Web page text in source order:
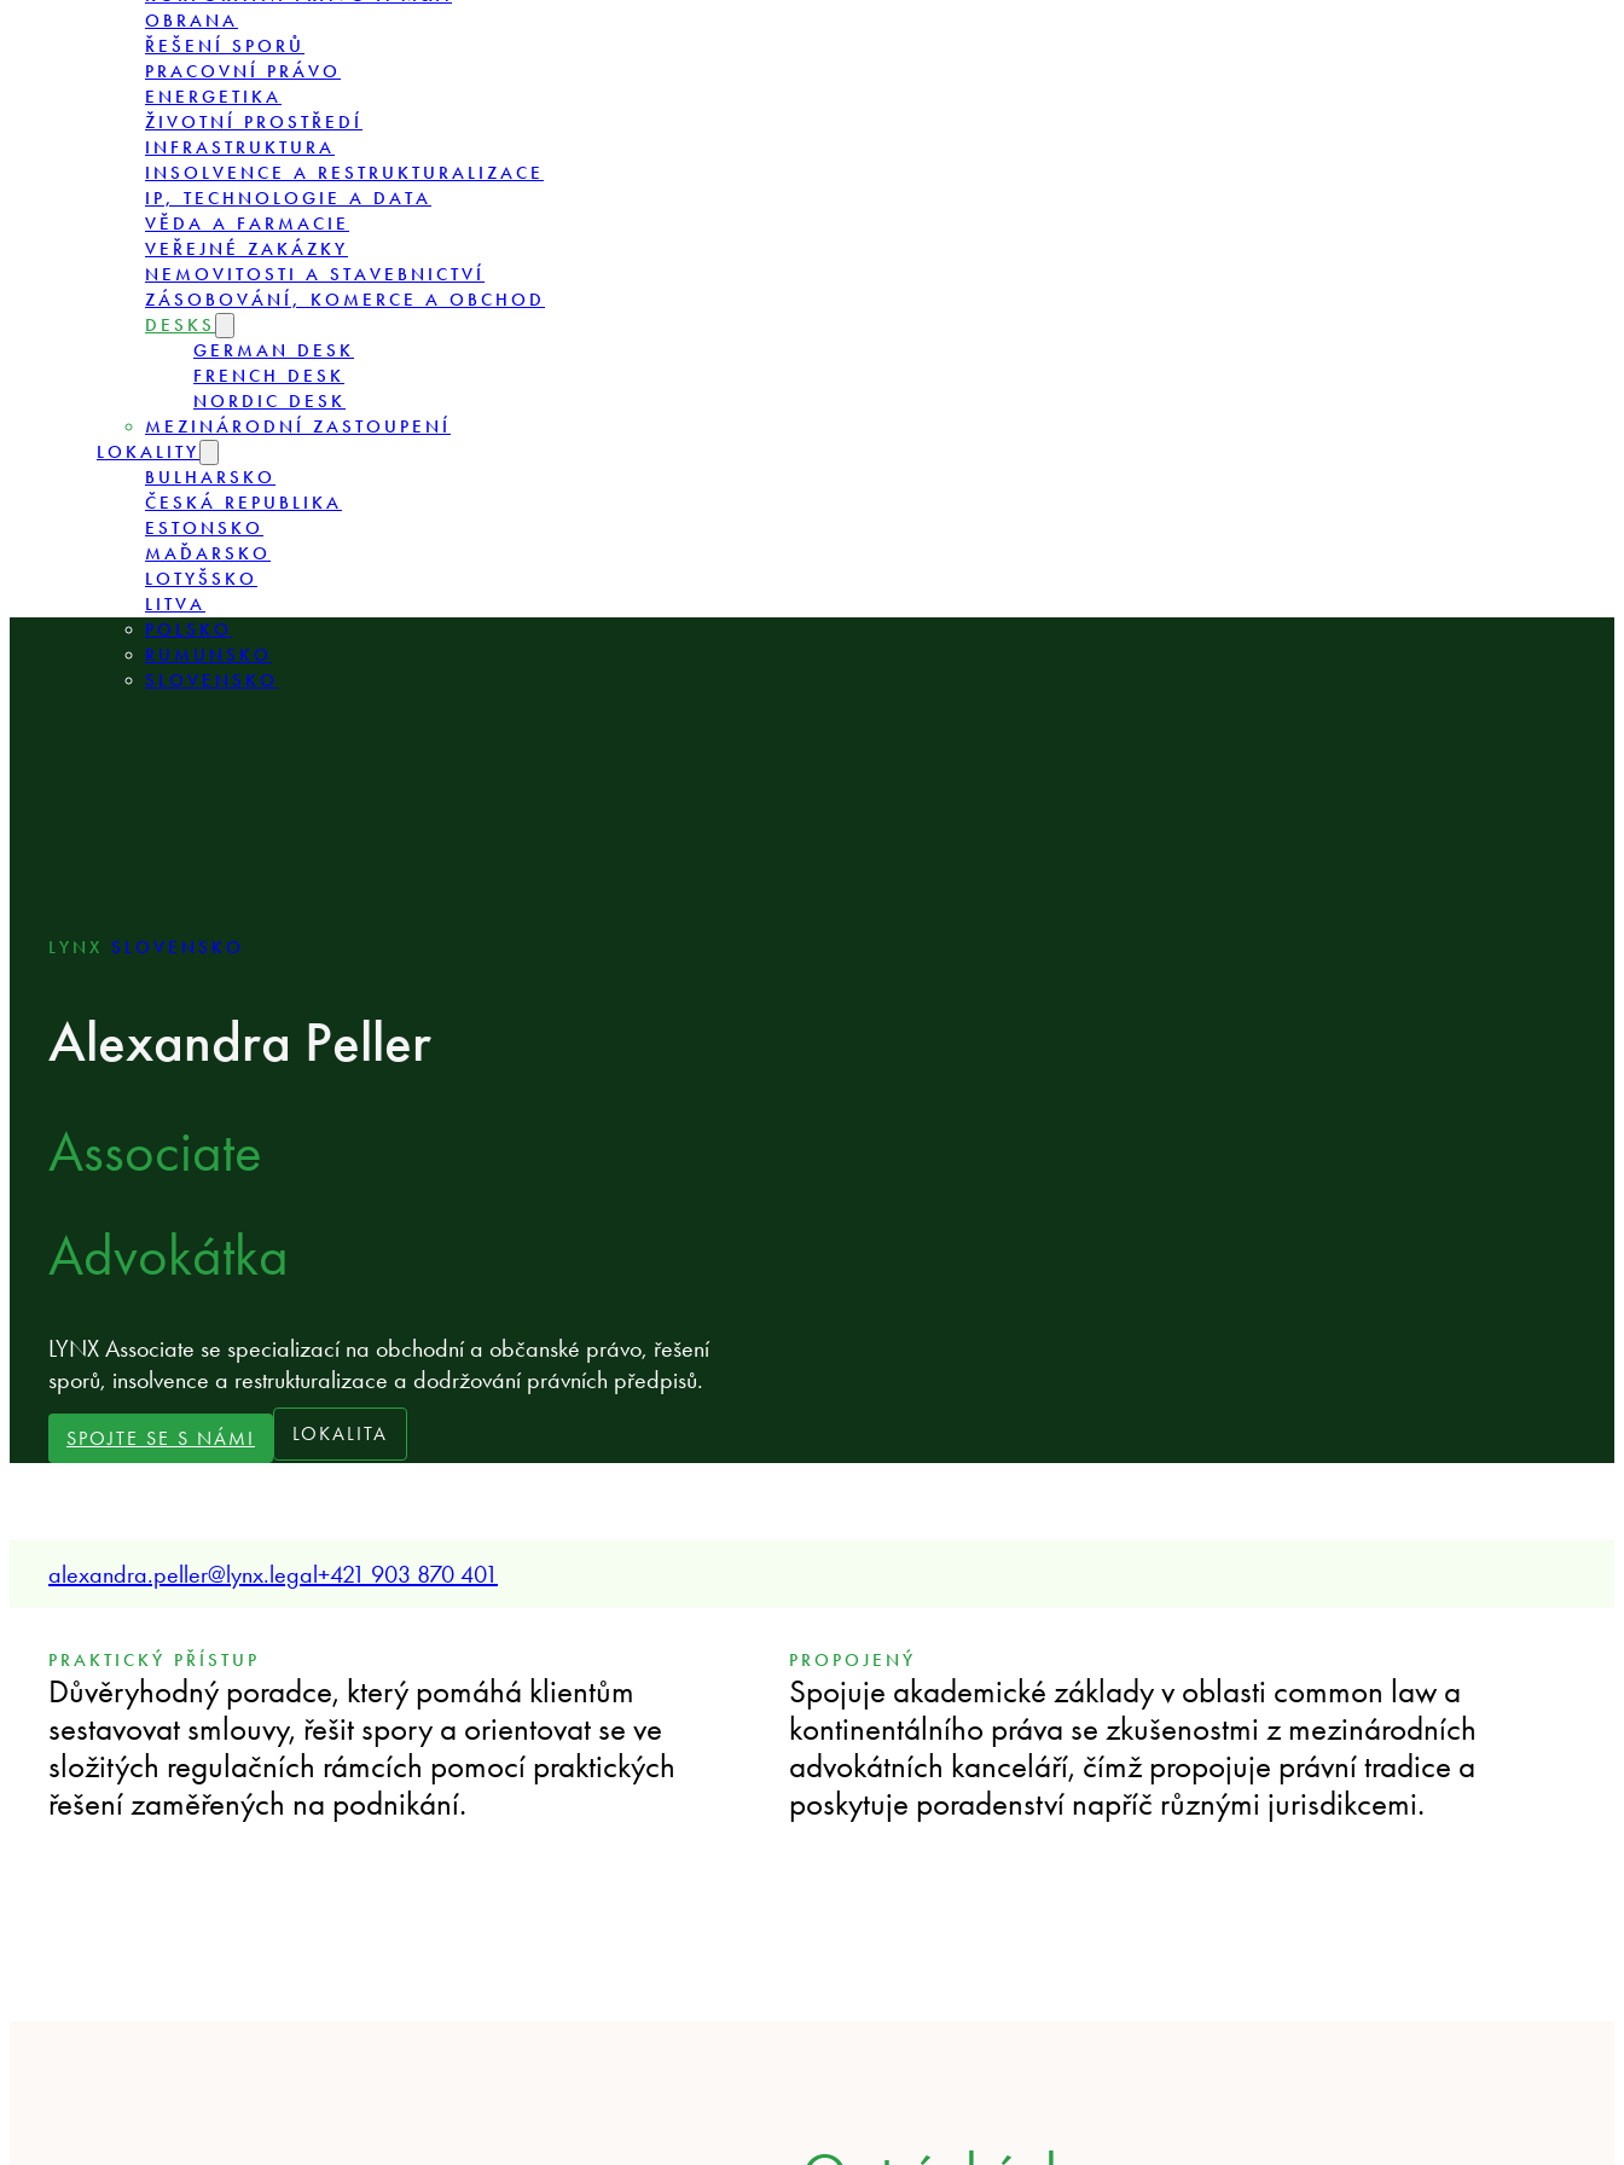
OBRANA
ŘEŠENÍ SPORŮ
PRACOVNÍ PRÁVO
ENERGETIKA
ŽIVOTNÍ PROSTŘEDÍ
INFRASTRUKTURA
INSOLVENCE A RESTRUKTURALIZACE
IP, TECHNOLOGIE A DATA
VĚDA A FARMACIE
VEŘEJNÉ ZAKÁZKY
NEMOVITOSTI A STAVEBNICTVÍ
ZÁSOBOVÁNÍ, KOMERCE A OBCHOD
DESKS
GERMAN DESK
FRENCH DESK
NORDIC DESK
MEZINÁRODNÍ ZASTOUPENÍ
LOKALITY
BULHARSKO
ČESKÁ REPUBLIKA
ESTONSKO
MAĎARSKO
LOTYŠSKO
LITVA
POLSKO
RUMUNSKO
SLOVENSKO
LYNX SLOVENSKO
Alexandra Peller
Associate
Advokátka
LYNX Associate se specializací na obchodní a občanské právo, řešení
sporů, insolvence a restrukturalizace a dodržování právních předpisů.
SPOJTE SE S NÁMI LOKALITA
alexandra.peller@lynx.legal+421 903 870 401
PRAKTICKÝ PŘÍSTUP
Důvěryhodný poradce, který pomáhá klientům
sestavovat smlouvy, řešit spory a orientovat se ve
složitých regulačních rámcích pomocí praktických
řešení zaměřených na podnikání.
PROPOJENÝ
Spojuje akademické základy v oblasti common law a
kontinentálního práva se zkušenostmi z mezinárodních
advokátních kanceláří, čímž propojuje právní tradice a
poskytuje poradenství napříč různými jurisdikcemi.